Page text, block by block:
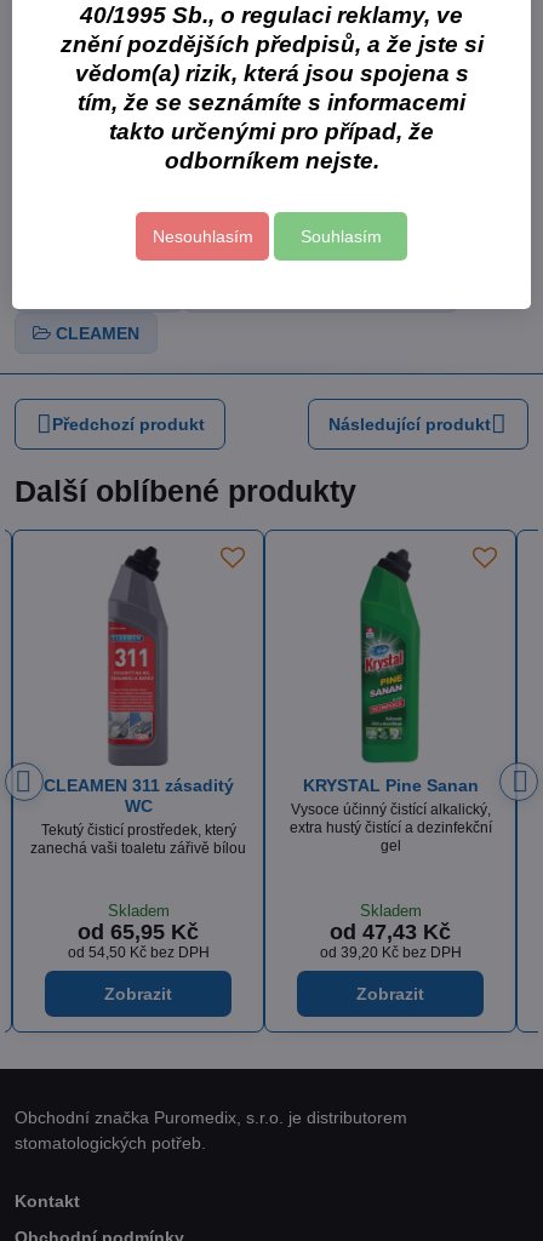
provozech, v malých výrobních provozovnách nebo při
odstraňování organických nečistot z různých ploch odolných
alkáliím
velmi dobře se osvědčil při generálním i pravidelném úklidu
bazénů a jejich okolí
spolehlivě odstraňuje nečistoty i z velmi zašpiněných podlah
Více z kategorie
CLEAMEN
Předchozí produkt Následující produkt
Další oblíbené produkty
KRYSTAL Sanan Klasik
Tekutý dezinfekční prostředek
obsahující aktivní chlór
Skladem
od 53,85 Kč
od 44,50 Kč bez DPH
Zobrazit
ISOLDA Silver hair & body
Luxusní krémový, tělový a
vlasový šampón s vyváženou
recepturou a výbornou dermální
Skladem
od 36,18 Kč
od 29,90 Kč bez DPH
Zobrazit
Obchodní značka Puromedix, s.r.o. je distributorem
stomatologických potřeb.
Kontakt
Obchodní podmínky
40/1995 Sb., o regulaci reklamy, ve
znění pozdějších předpisů, a že jste si
vědom(a) rizik, která jsou spojena s
tím, že se seznámíte s informacemi
takto určenými pro případ, že
odborníkem nejste.
Nesouhlasím Souhlasím